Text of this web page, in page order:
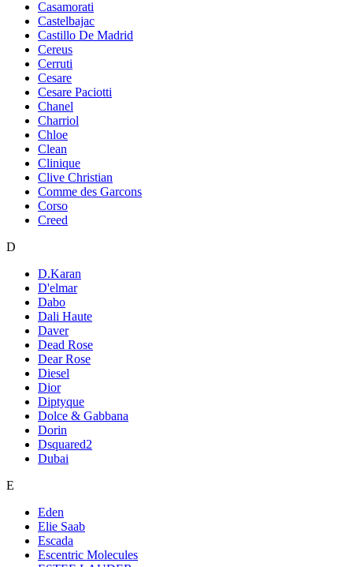
Casamorati
Castelbajac
Castillo De Madrid
Cereus
Cerruti
Cesare
Cesare Paciotti
Chanel
Charriol
Chloe
Clean
Clinique
Clive Christian
Comme des Garcons
Corso
Creed
D
D.Karan
D'elmar
Dabo
Dali Haute
Daver
Dead Rose
Dear Rose
Diesel
Dior
Diptyque
Dolce & Gabbana
Dorin
Dsquared2
Dubai
E
Eden
Elie Saab
Escada
Escentric Molecules